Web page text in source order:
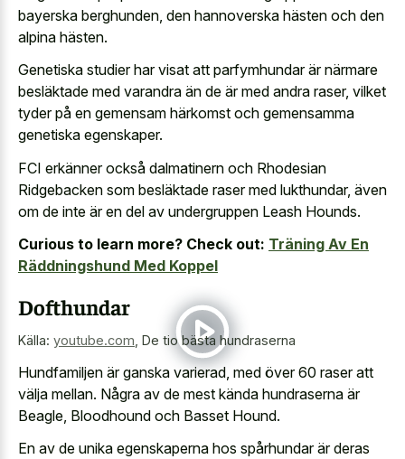
bayerska berghunden, den hannoverska hästen och den
alpina hästen.
Genetiska studier har visat att parfymhundar är närmare
besläktade med varandra än de är med andra raser, vilket
tyder på en gemensam härkomst och gemensamma
genetiska egenskaper.
FCI erkänner också dalmatinern och Rhodesian
Ridgebacken som besläktade raser med lukthundar, även
om de inte är en del av undergruppen Leash Hounds.
Curious to learn more? Check out: Träning Av En
Räddningshund Med Koppel
Dofthundar
Källa: youtube.com De tio bästa hundraserna
Hundfamiljen är ganska varierad, med över 60 raser att
välja mellan. Några av de mest kända hundraserna är
Beagle, Bloodhound och Basset Hound.
En av de unika egenskaperna hos spårhundar är deras